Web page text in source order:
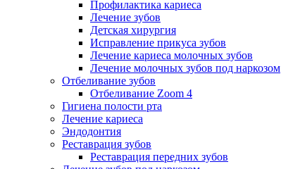
Профилактика кариеса
Лечение зубов
Детская хирургия
Исправление прикуса зубов
Лечение кариеса молочных зубов
Лечение молочных зубов под наркозом
Отбеливание зубов
Отбеливание Zoom 4
Гигиена полости рта
Лечение кариеса
Эндодонтия
Реставрация зубов
Реставрация передних зубов